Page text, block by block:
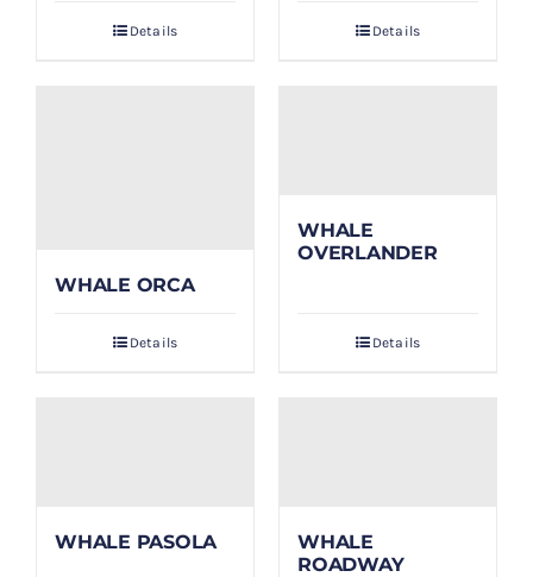
Details Details
WHALE ORCA
Details
WHALE
OVERLANDER
Details
WHALE PASOLA
WHALE
ROADWAY